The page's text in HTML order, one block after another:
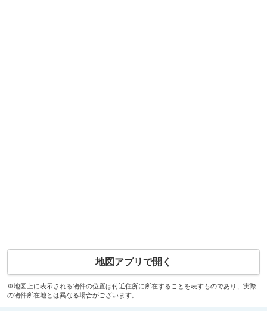
地図アプリで開く
※地図上に表示される物件の位置は付近住所に所在することを表すものであり、実際
の物件所在地とは異なる場合がございます。